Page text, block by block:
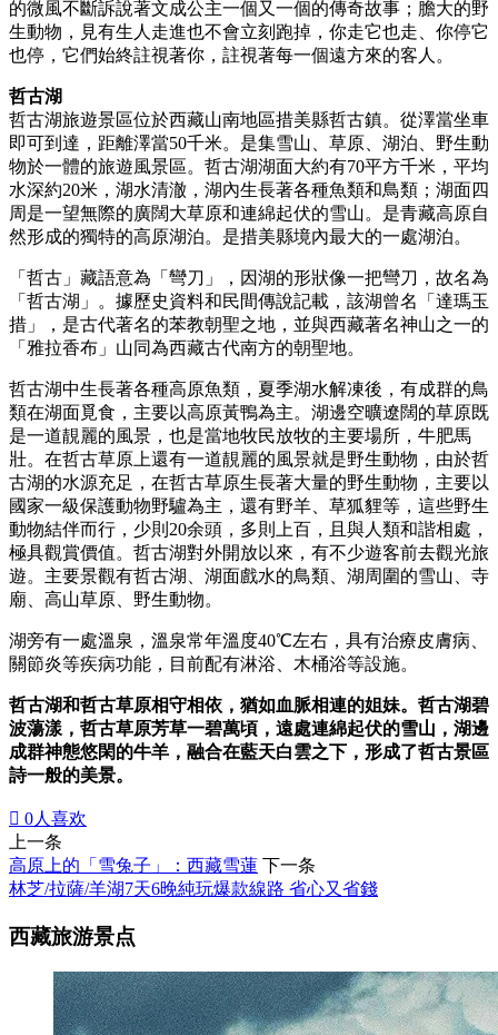
的微風不斷訴說著文成公主一個又一個的傳奇故事；膽大的野
生動物，見有生人走進也不會立刻跑掉，你走它也走、你停它
也停，它們始終註視著你，註視著每一個遠方來的客人。
哲古湖
哲古湖旅遊景區位於西藏山南地區措美縣哲古鎮。從澤當坐車
即可到達，距離澤當50千米。是集雪山、草原、湖泊、野生動
物於一體的旅遊風景區。哲古湖湖面大約有70平方千米，平均
水深約20米，湖水清澈，湖內生長著各種魚類和鳥類；湖面四
周是一望無際的廣闊大草原和連綿起伏的雪山。是青藏高原自
然形成的獨特的高原湖泊。是措美縣境內最大的一處湖泊。
「哲古」藏語意為「彎刀」，因湖的形狀像一把彎刀，故名為
「哲古湖」。據歷史資料和民間傳說記載，該湖曾名「達瑪玉
措」，是古代著名的苯教朝聖之地，並與西藏著名神山之一的
「雅拉香布」山同為西藏古代南方的朝聖地。
哲古湖中生長著各種高原魚類，夏季湖水解凍後，有成群的鳥
類在湖面覓食，主要以高原黃鴨為主。湖邊空曠遼闊的草原既
是一道靚麗的風景，也是當地牧民放牧的主要場所，牛肥馬
壯。在哲古草原上還有一道靚麗的風景就是野生動物，由於哲
古湖的水源充足，在哲古草原生長著大量的野生動物，主要以
國家一級保護動物野驢為主，還有野羊、草狐貍等，這些野生
動物結伴而行，少則20余頭，多則上百，且與人類和諧相處，
極具觀賞價值。哲古湖對外開放以來，有不少遊客前去觀光旅
遊。主要景觀有哲古湖、湖面戲水的鳥類、湖周圍的雪山、寺
廟、高山草原、野生動物。
湖旁有一處溫泉，溫泉常年溫度40℃左右，具有治療皮膚病、
關節炎等疾病功能，目前配有淋浴、木桶浴等設施。
哲古湖和哲古草原相守相依，猶如血脈相連的姐妹。哲古湖碧
波蕩漾，哲古草原芳草一碧萬頃，遠處連綿起伏的雪山，湖邊
成群神態悠閑的牛羊，融合在藍天白雲之下，形成了哲古景區
詩一般的美景。
 0人喜欢
上一条
高原上的「雪兔子」：西藏雪蓮 下一条
林芝/拉薩/羊湖7天6晚純玩爆款線路 省心又省錢
西藏旅游景点